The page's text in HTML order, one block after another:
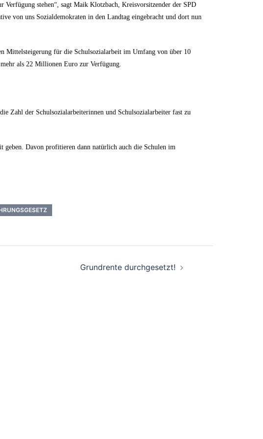
Verfügung stehen“, sagt Maik Klotzbach, Kreisvorsitzender der SPD
von uns Sozialdemokraten in den Landtag eingebracht und dort nun
Mittelsteigerung für die Schulsozialarbeit im Umfang von über 10
als 22 Millionen Euro zur Verfügung.
Zahl der Schulsozialarbeiterinnen und Schulsozialarbeiter fast zu
geben. Davon profitieren dann natürlich auch die Schulen im
Grundrente durchgesetzt!